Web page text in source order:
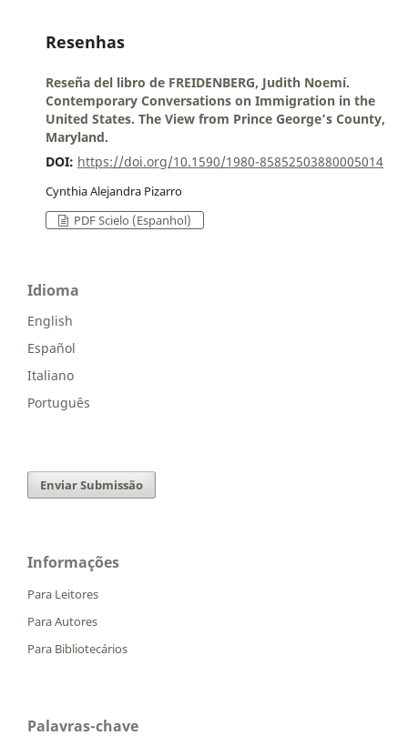
Resenhas
Reseña del libro de FREIDENBERG, Judith Noemí.
Contemporary Conversations on Immigration in the
United States. The View from Prince George’s County,
Maryland.
DOI: https://doi.org/10.1590/1980-85852503880005014
Cynthia Alejandra Pizarro
PDF Scielo (Espanhol)
Idioma
English
Español
Italiano
Português
Enviar Submissão
Informações
Para Leitores
Para Autores
Para Bibliotecários
Palavras-chave